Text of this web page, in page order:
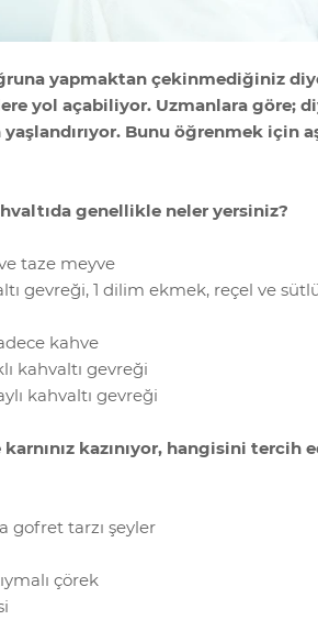
yapmaktan çekinmediğiniz
yol açabiliyor. Uzmanlara göre;
yaşlandırıyor. Bunu öğrenmek için
genellikle neler yersiniz?
taze meyve
gevreği, 1 dilim ekmek, reçel ve
kahve
kahvaltı gevreği
kahvaltı gevreği
karnınız kazınıyor, hangisini tercih
gofret tarzı şeyler
çörek